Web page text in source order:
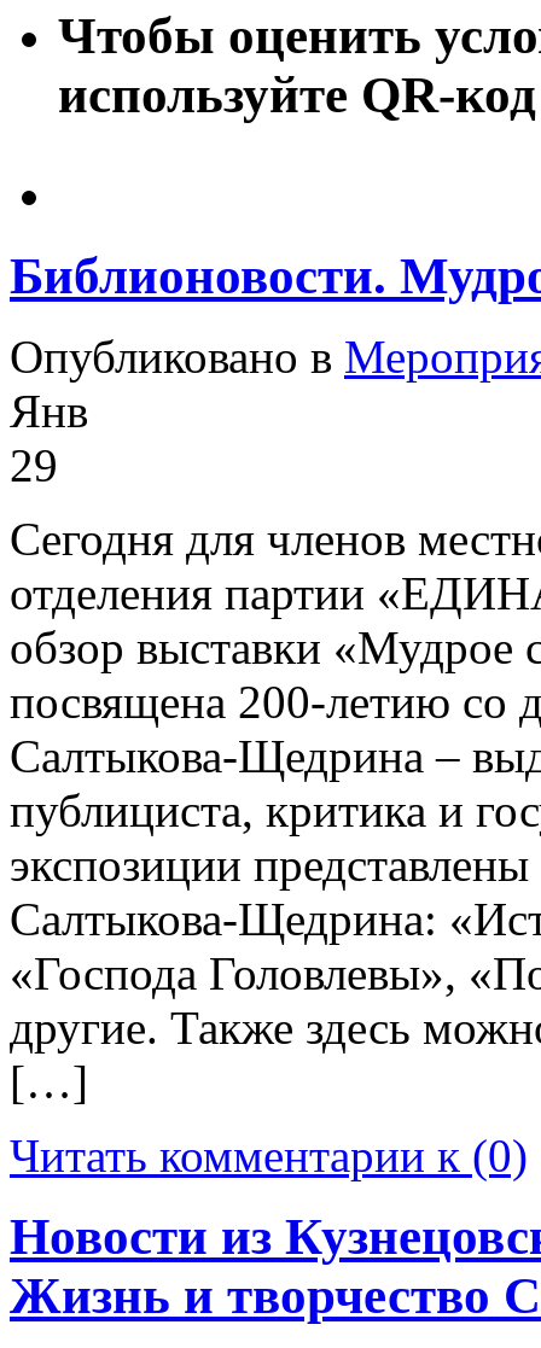
Чтобы оценить
используйте QR-код
Библионовости.
Опубликовано в
Янв
29
Сегодня для членов
отделения партии
обзор выставки «Мудрое
посвящена 200-летию со
Салтыкова-Щедрина –
публициста, критика и
экспозиции
Салтыкова-Щедрина:
«Господа Головлевы»,
другие. Также здесь
[…]
Читать комментарии к (0)
Новости из
Жизнь и творчество